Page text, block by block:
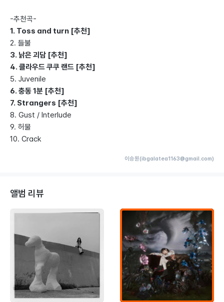
-추천곡-
1. Toss and turn [추천]
2. 들불
3. 낡은 괴담 [추천]
4. 클라우드 쿠쿠 랜드 [추천]
5. Juvenile
6. 충동 1분 [추천]
7. Strangers [추천]
8. Gust / Interlude
9. 허물
10. Crack
이승원(ibgalatea1163@gmail.com)
앨범 리뷰